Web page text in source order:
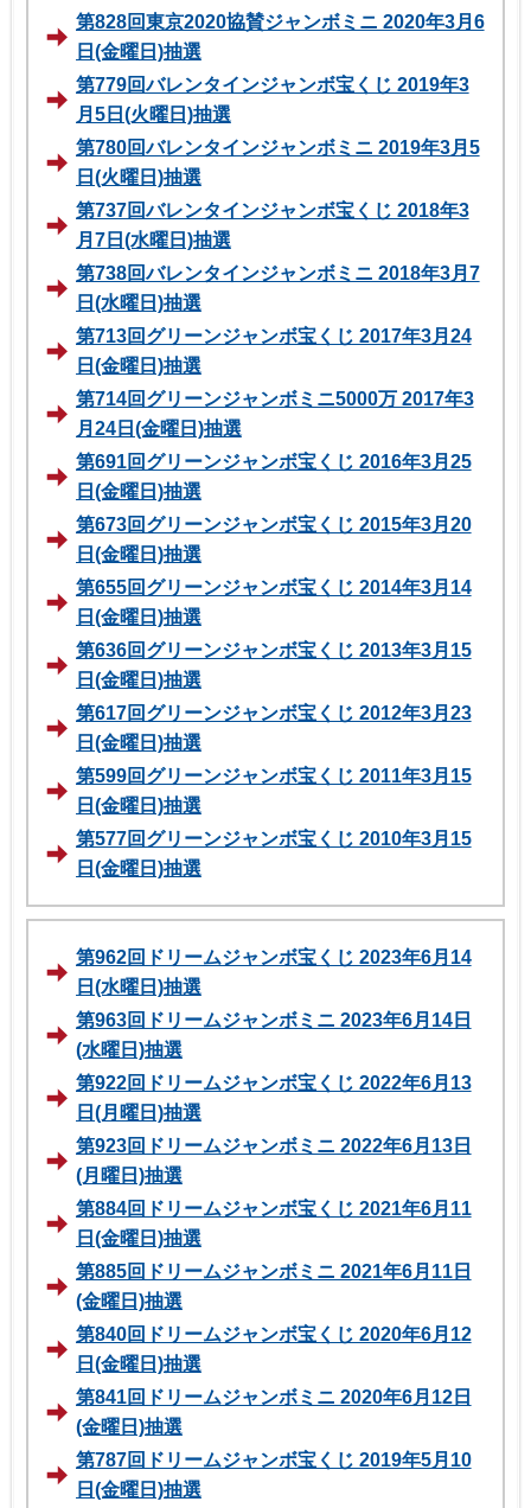
第828回東京2020協賛ジャンボミニ 2020年3月6
日(金曜日)抽選
第779回バレンタインジャンボ宝くじ 2019年3
月5日(火曜日)抽選
第780回バレンタインジャンボミニ 2019年3月5
日(火曜日)抽選
第737回バレンタインジャンボ宝くじ 2018年3
月7日(水曜日)抽選
第738回バレンタインジャンボミニ 2018年3月7
日(水曜日)抽選
第713回グリーンジャンボ宝くじ 2017年3月24
日(金曜日)抽選
第714回グリーンジャンボミニ5000万 2017年3
月24日(金曜日)抽選
第691回グリーンジャンボ宝くじ 2016年3月25
日(金曜日)抽選
第673回グリーンジャンボ宝くじ 2015年3月20
日(金曜日)抽選
第655回グリーンジャンボ宝くじ 2014年3月14
日(金曜日)抽選
第636回グリーンジャンボ宝くじ 2013年3月15
日(金曜日)抽選
第617回グリーンジャンボ宝くじ 2012年3月23
日(金曜日)抽選
第599回グリーンジャンボ宝くじ 2011年3月15
日(金曜日)抽選
第577回グリーンジャンボ宝くじ 2010年3月15
日(金曜日)抽選
第962回ドリームジャンボ宝くじ 2023年6月14
日(水曜日)抽選
第963回ドリームジャンボミニ 2023年6月14日
(水曜日)抽選
第922回ドリームジャンボ宝くじ 2022年6月13
日(月曜日)抽選
第923回ドリームジャンボミニ 2022年6月13日
(月曜日)抽選
第884回ドリームジャンボ宝くじ 2021年6月11
日(金曜日)抽選
第885回ドリームジャンボミニ 2021年6月11日
(金曜日)抽選
第840回ドリームジャンボ宝くじ 2020年6月12
日(金曜日)抽選
第841回ドリームジャンボミニ 2020年6月12日
(金曜日)抽選
第787回ドリームジャンボ宝くじ 2019年5月10
日(金曜日)抽選